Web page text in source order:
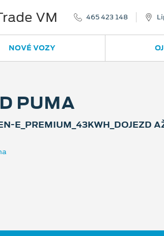
VM 465 423 148
NOVÉ VOZY
PUMA
E_PREMIUM_43KWH_DOJEZD